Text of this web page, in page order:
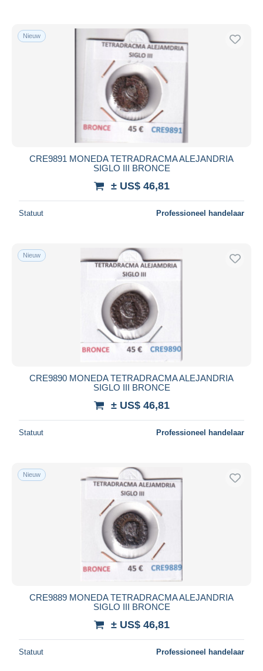
Nieuw
CRE9891 MONEDA TETRADRACMA ALEJANDRIA
SIGLO III BRONCE
± US$ 46,81
Statuut Professioneel handelaar
Nieuw
CRE9890 MONEDA TETRADRACMA ALEJANDRIA
SIGLO III BRONCE
± US$ 46,81
Statuut Professioneel handelaar
Nieuw
CRE9889 MONEDA TETRADRACMA ALEJANDRIA
SIGLO III BRONCE
± US$ 46,81
Statuut Professioneel handelaar